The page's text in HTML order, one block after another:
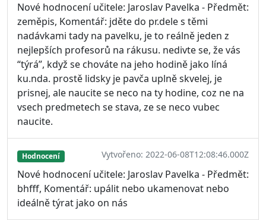
Nové hodnocení učitele: Jaroslav Pavelka - Předmět:
zeměpis, Komentář: jděte do pr.dele s těmi
nadávkami tady na pavelku, je to reálně jeden z
nejlepších profesorů na rákusu. nedivte se, že vás
“týrá”, když se chováte na jeho hodině jako líná
ku.nda. prostě lidsky je pavča uplně skvelej, je
prisnej, ale naucite se neco na ty hodine, coz ne na
vsech predmetech se stava, ze se neco vubec
naucite.
Hodnocení Vytvořeno: 2022-06-08T12:08:46.000Z
Nové hodnocení učitele: Jaroslav Pavelka - Předmět:
bhfff, Komentář: upálit nebo ukamenovat nebo
ideálně týrat jako on nás